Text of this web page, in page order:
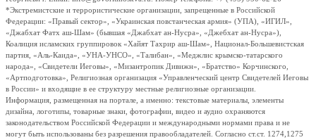
*Экстремистские и террористические организации, запрещенные в Российской
Федерации: «Правый сектор», «Украинская повстанческая армия» (УПА), «ИГИЛ»,
«Джабхат Фатх аш-Шам» (бывшая «Джабхат ан-Нусра», «Джебхат ан-Нусра»),
Коалиция исламских группировок «Хайят Тахрир аш-Шам», Национал-Большевистская
партия, «Аль-Каида», «УНА-УНСО», «Талибан», «Меджлис крымско-татарского
народа», «Свидетели Иеговы», «Мизантропик Дивижн», «Братство» Корчинского,
«Артподготовка», Религиозная организация «Управленческий центр Свидетелей Иеговы
в России» и входящие в ее структуру местные религиозные организации.
Информация, размещенная на портале, а именно: текстовые материалы, элементы
дизайна, логотипы, товарные знаки, фотографии, видео и аудио охраняются
законодательством Российской Федерации и международными нормами права и не
могут быть использованы без разрешения правообладателей. Согласно ст.ст. 1274,1275